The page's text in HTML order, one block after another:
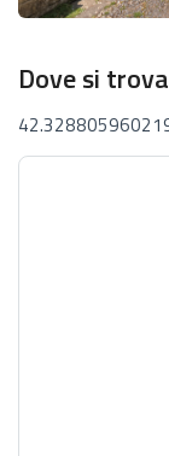
Dove si trova